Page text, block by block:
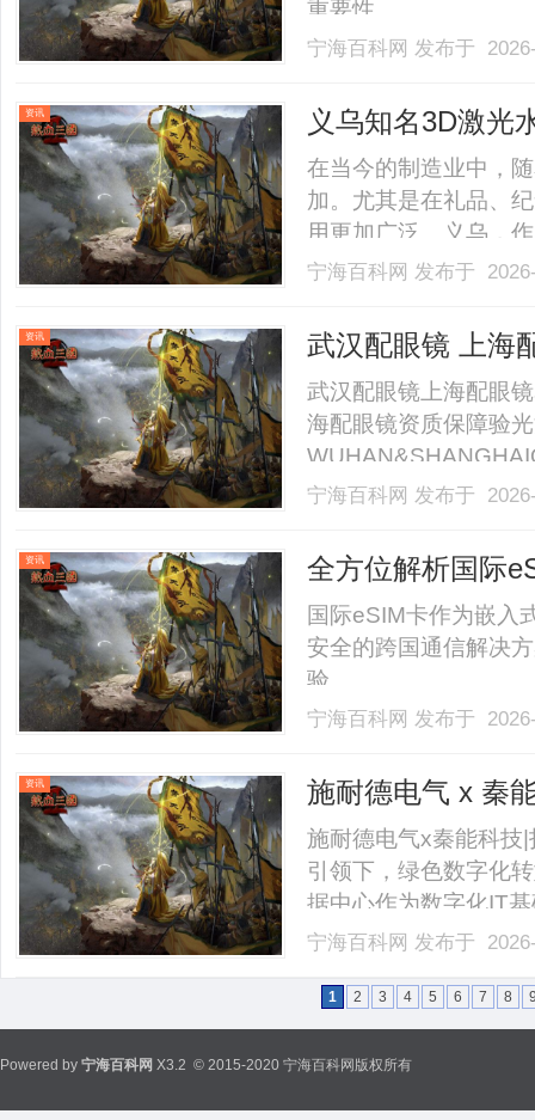
重要性。......
宁海百科网 发布于
资讯
义乌知名3D激光
纪元
在当今的制造业中，
加。尤其是在礼品、
用更加广泛。义乌，
的3D激光水晶内雕机
会。1.3D激光水晶内
宁海百科网 发布于
资讯 武汉配眼镜 上海
武汉配眼镜上海配眼
海配眼镜资质保障验
业验光配镜的写字楼
40%-60%优惠，兼顾
宁海百科网 发布于
资讯 全方位解析国际
国际eSIM卡作为嵌入
安全的跨国通信解决
验。......
宁海百科网 发布于
资讯 施耐德电气 x 秦
施耐德电气x秦能科技|
引领下，绿色数字化
据中心作为数字化IT
扩张实现稳健增长的
数据中心产业演进的
宁海百科网 发布于
1 2 3 4 5 6 7 8
Powered by 宁海百科网 X3.2 © 2015-2020 宁海百科网版权所有